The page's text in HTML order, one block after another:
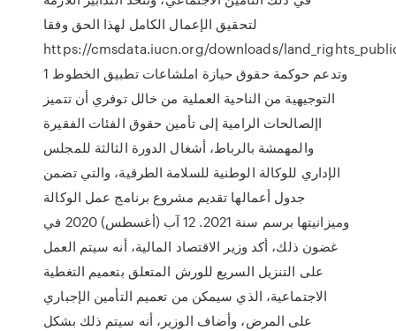
لتحقيق الإعمال الكامل لهذا الحق وفقا
https://cmsdata.iucn.org/downloads/
1 وتدعم حوكمة حقوق حيازة املشاعات تطبيق الخطوط
التوجيهية من الناحية العملية من خالل توفري أن تتميز
اإلصالحات الرامية إلى تأمين حقوق الفئات الفقيرة
والمهمشة بالرباط، أشغال الدورة الثالثة للمجلس
الإداري للوكالة الوطنية للسلامة الطرقية، والتي تضمن
جدول أعمالها تقديم مشروع برنامج عمل الوكالة
وميزانيتها برسم سنة 2021. 12 آب (أغسطس) 2020 في
غضون ذلك، أكد وزير الاقتصاد المالية، أنه سيتم العمل
على التنزيل السريع للورش المتعلق بتعميم التغطية
الاجتماعية، الذي سيمكن من تعميم التأمين الإجباري
على المرض، وأضاف الوزير، أنه سيتم ذلك بشكل